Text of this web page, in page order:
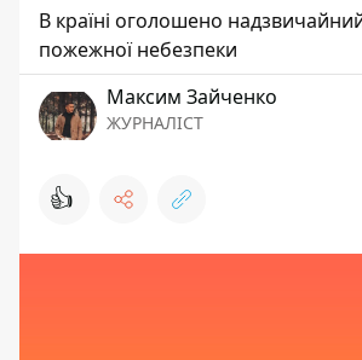
В країні оголошено
пожежної небезпеки
Максим Зайченко
ЖУРНАЛІСТ
👍